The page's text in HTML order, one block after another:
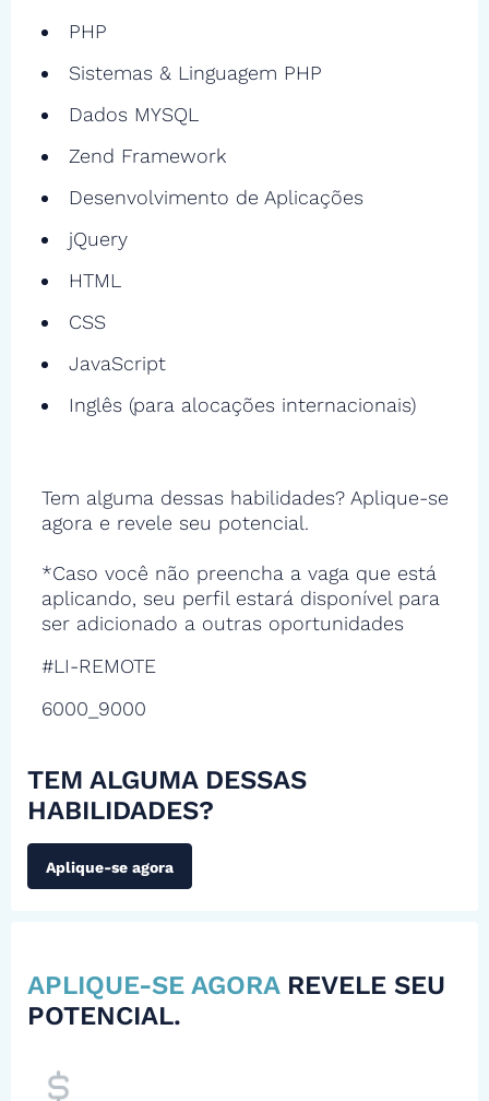
PHP
Sistemas & Linguagem PHP
Dados MYSQL
Zend Framework
Desenvolvimento de Aplicações
jQuery
HTML
CSS
JavaScript
Inglês (para alocações internacionais)
Tem alguma dessas habilidades? Aplique-se
agora e revele seu potencial.
*Caso você não preencha a vaga que está
aplicando, seu perfil estará disponível para
ser adicionado a outras oportunidades
#LI-REMOTE
6000_9000
TEM ALGUMA DESSAS
HABILIDADES?
Aplique-se agora
APLIQUE-SE AGORA REVELE SEU
POTENCIAL.